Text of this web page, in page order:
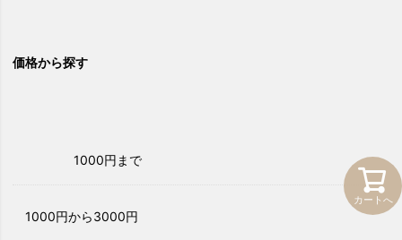
価格から探す
1000円まで
1000円から3000円
カートへ